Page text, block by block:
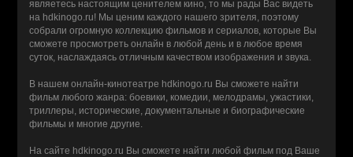
являетесь настоящим ценителем кино, то мы рады Вас видеть
на hdkinogo.ru! Мы ценим каждого нашего зрителя, поэтому
собрали огромную коллекцию фильмов и сериалов, которые Вы
сможете просмотреть онлайн в любой день и в любое время
суток, наслаждаясь отличным качеством изображения и звука.
В нашем онлайн-кинотеатре hdkinogo.ru Вы сможете найти
фильм любого жанра: боевики, комедии, мелодрамы, ужастики,
триллеры, исторические, документальные и биографические
фильмы и многие другие.
На сайте hdkinogo.ru Вы сможете найти любой фильм под Ваше